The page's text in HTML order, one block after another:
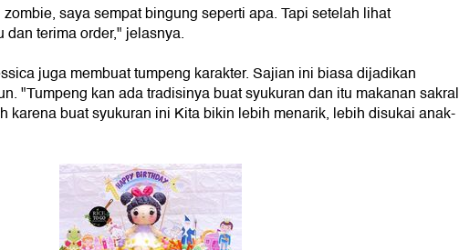
saya sempat bingung seperti apa. Tapi setelah lihat
terima order," jelasnya.
juga membuat tumpeng karakter. Sajian ini biasa dijadikan
"Tumpeng kan ada tradisinya buat syukuran dan itu makanan sakral
karena buat syukuran ini Kita bikin lebih menarik, lebih disukai anak-